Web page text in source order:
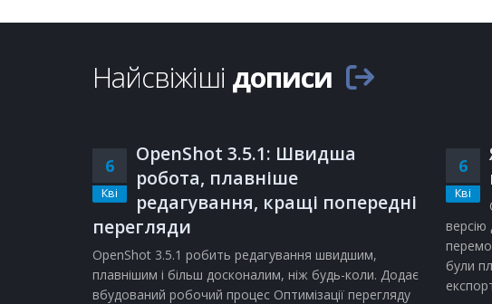
Найсвіжіші дописи
6
Кві
OpenShot 3.5.1: Швидша
робота, плавніше
редагування, кращі попередні
перегляди
OpenShot 3.5.1 робить редагування швидшим,
плавнішим і більш досконалим, ніж будь-коли. Додає
вбудований робочий процес Оптимізації перегляду
6
Кві
були